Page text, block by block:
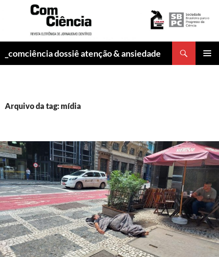
_comciência dossiê atenção & ansiedade
Arquivo da tag: mídia